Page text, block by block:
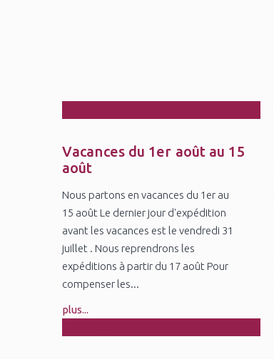
Jul
Vacances du 1er août au 15
août
Nous partons en vacances du 1er au
15 août Le dernier jour d'expédition
avant les vacances est le vendredi 31
juillet . Nous reprendrons les
expéditions à partir du 17 août Pour
compenser les...
plus...